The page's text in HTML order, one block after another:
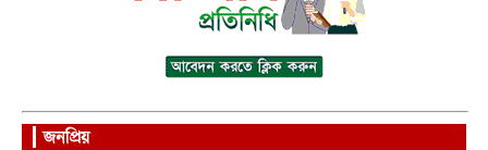
জনপ্রিয়